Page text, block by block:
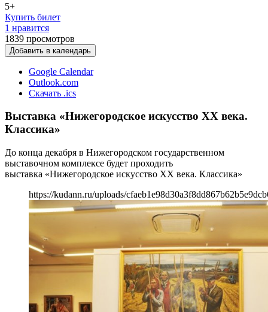
5+
Купить билет
1 нравится
1839 просмотров
Добавить в календарь
Google Calendar
Outlook.com
Скачать .ics
Выставка «Нижегородское искусство XX века.
Классика»
До конца декабря в Нижегородском государственном
выставочном комплексе будет проходить
выставка «Нижегородское искусство XX века. Классика»
https://kudann.ru/uploads/